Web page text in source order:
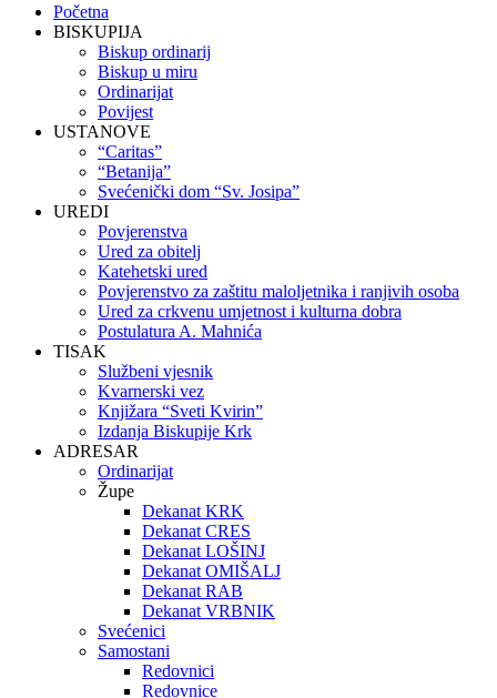
Primary
Menu
Skip
Početna
BISKUPIJA
Biskup ordinarij
Biskup u miru
Ordinarijat
Povijest
USTANOVE
“Caritas”
“Betanija”
Svećenički dom “Sv. Josipa”
UREDI
Povjerenstva
Ured za obitelj
Katehetski ured
Povjerenstvo za zaštitu maloljetnika i ranjivih osoba
Ured za crkvenu umjetnost i kulturna dobra
Postulatura A. Mahnića
TISAK
Službeni vjesnik
Kvarnerski vez
Knjižara “Sveti Kvirin”
Izdanja Biskupije Krk
ADRESAR
Ordinarijat
Župe
Dekanat KRK
Dekanat CRES
Dekanat LOŠINJ
Dekanat OMIŠALJ
Dekanat RAB
Dekanat VRBNIK
Svećenici
Samostani
Redovnici
Redovnice